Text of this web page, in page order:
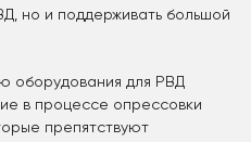
но и поддерживать большой
оборудования для РВД
в процессе опрессовки
препятствуют